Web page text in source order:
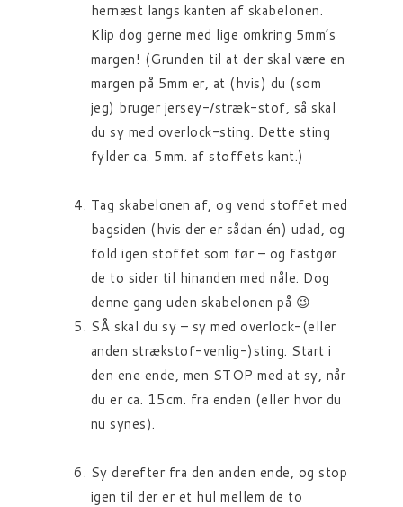
hernæst langs kanten af skabelonen.
Klip dog gerne med lige omkring 5mm’s
margen! (Grunden til at der skal være en
margen på 5mm er, at (hvis) du (som
jeg) bruger jersey-/stræk-stof, så skal
du sy med overlock-sting. Dette sting
fylder ca. 5mm. af stoffets kant.)
Tag skabelonen af, og vend stoffet med
bagsiden (hvis der er sådan én) udad, og
fold igen stoffet som før – og fastgør
de to sider til hinanden med nåle. Dog
denne gang uden skabelonen på 😉
SÅ skal du sy – sy med overlock-(eller
anden strækstof-venlig-)sting. Start i
den ene ende, men STOP med at sy, når
du er ca. 15cm. fra enden (eller hvor du
nu synes).
Sy derefter fra den anden ende, og stop
igen til der er et hul mellem de to